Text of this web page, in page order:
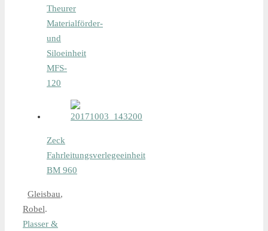
Theurer
Materialförder-
und
Siloeinheit
MFS-
120
Zeck
Fahrleitungsverlegeeinheit
BM 960
Gleisbau,
Robel.
Plasser &